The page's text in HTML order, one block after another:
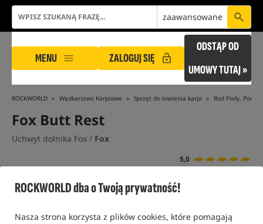
ROCKWORLD dba o Twoją prywatność!
Nasza strona korzysta z plików cookies, które pomagają
zaawansowane
MENU ZALOGUJ SIĘ
ODSTĄP OD
UMOWY TUTAJ »
ROCKWORLD Wędkarstwo Karpiowe Sprzęt do łowienia karpi Rod Pody,
Fox Butt Rest
Uchwyt dolnika Fox / Fox
5,0